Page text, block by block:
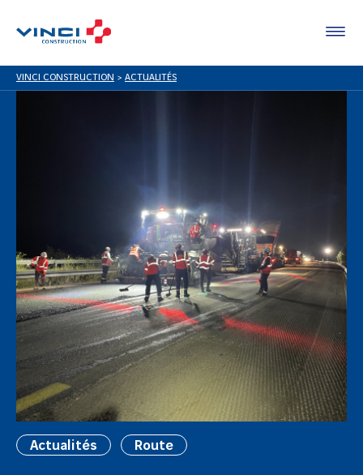
VINCI CONSTRUCTION > ACTUALITÉS
Actualités Route